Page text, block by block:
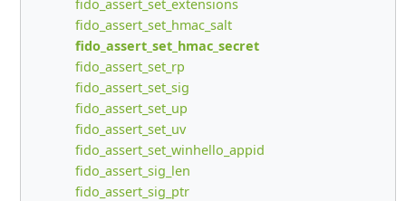
fido_assert_set_extensions
fido_assert_set_hmac_salt
fido_assert_set_hmac_secret
fido_assert_set_rp
fido_assert_set_sig
fido_assert_set_up
fido_assert_set_uv
fido_assert_set_winhello_appid
fido_assert_sig_len
fido_assert_sig_ptr